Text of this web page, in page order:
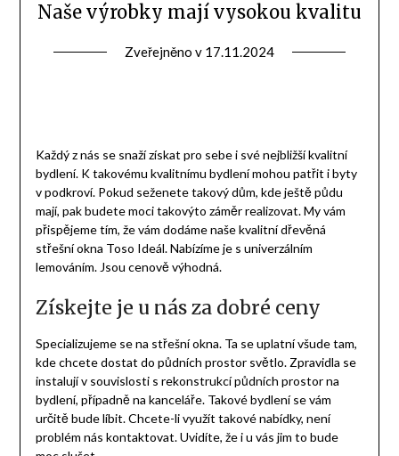
Naše výrobky mají vysokou kvalitu
Zveřejněno v 17.11.2024
Každý z nás se snaží získat pro sebe i své nejbližší kvalitní
bydlení. K takovému kvalitnímu bydlení mohou patřit i byty
v podkroví. Pokud seženete takový dům, kde ještě půdu
mají, pak budete moci takovýto záměr realizovat. My vám
přispějeme tím, že vám dodáme naše kvalitní dřevěná
střešní okna Toso Ideál. Nabízíme je s univerzálním
lemováním. Jsou cenově výhodná.
Získejte je u nás za dobré ceny
Specializujeme se na střešní okna. Ta se uplatní všude tam,
kde chcete dostat do půdních prostor světlo. Zpravidla se
instalují v souvislosti s rekonstrukcí půdních prostor na
bydlení, případně na kanceláře. Takové bydlení se vám
určitě bude líbit. Chcete-li využít takové nabídky, není
problém nás kontaktovat. Uvidíte, že i u vás jim to bude